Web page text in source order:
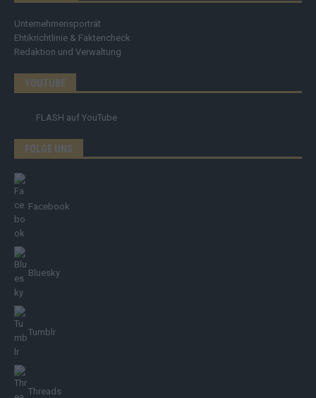
Unternehmensporträt
Ehtikrichtlinie & Faktencheck
Redaktion und Verwaltung
YOUTUBE
FLASH auf YouTube
FOLGE UNS
Facebook
Bluesky
Tumblr
Threads